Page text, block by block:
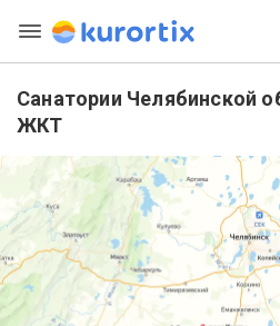
Санатории Челябинской
ЖКТ